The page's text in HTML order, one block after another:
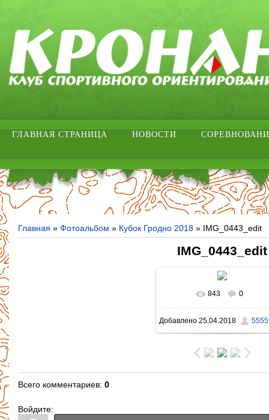
ГЛАВНАЯ СТРАНИЦА НОВОСТИ
Главная » Фотоальбом » Кубок Гродно 2018 » IMG_0443_edit
IMG_0443_edit
В реальном размере
1396x931/ 1165.0Kb
843 0
Добавлено25.04.2018
Всего комментариев: 0
Войдите: